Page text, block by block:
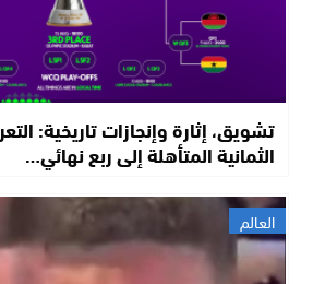
تشويق، إثارة وإنجازات تاريخية:
الثمانية المتأهلة إلى ربع نهائي…
العالم